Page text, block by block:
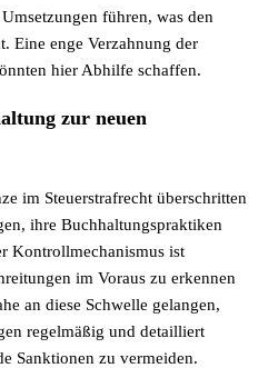
führen, was den
Eine enge Verzahnung der
hier Abhilfe schaffen.
zur neuen
im Steuerstrafrecht überschritten
ihre Buchhaltungspraktiken
Kontrollmechanismus ist
im Voraus zu erkennen
an diese Schwelle gelangen,
regelmäßig und detailliert
Sanktionen zu vermeiden.